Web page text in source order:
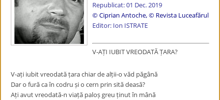
Republicat: 01 Dec. 2019
© Ciprian Antoche,© Revista Luceafărul
Editor: Ion ISTRATE
V-AȚI IUBIT VREODATĂ ȚARA?
V-ați iubit vreodată țara chiar de alții-o văd păgână
Dar o fură ca în codru și o cern prin sită deasă?
Ați avut vreodată-n viață paloș greu ținut în mână